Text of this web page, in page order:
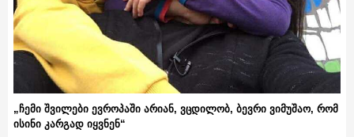
„ჩემი შვილები ევროპაში არიან, ვცდილობ, ბევრი ვიმუშაო, რომ
ისინი კარგად იყვნენ“